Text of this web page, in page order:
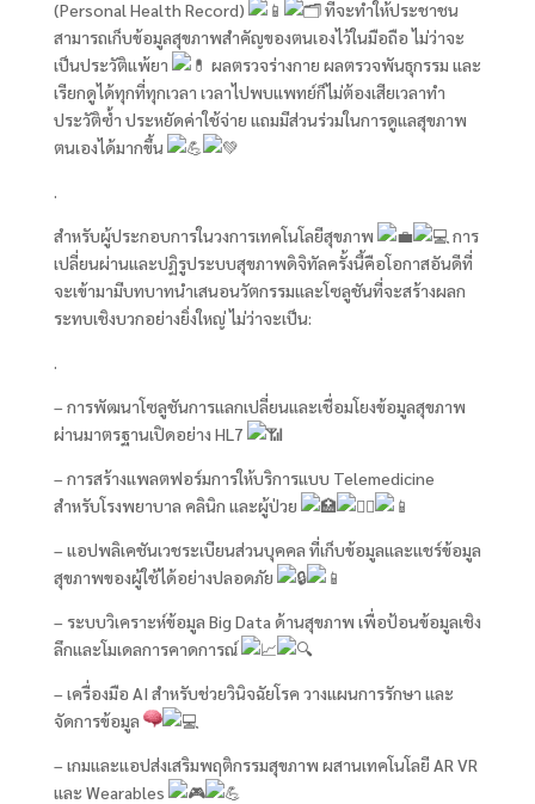
(Personal Health Record)
ที่จะทำให้ประชาชน
สามารถเก็บข้อมูลสุขภาพสำคัญของตนเองไว้ในมือถือ ไม่ว่าจะ
เป็นประวัติแพ้ยา
ผลตรวจร่างกาย ผลตรวจพันธุกรรม และ
เรียกดูได้ทุกที่ทุกเวลา เวลาไปพบแพทย์ก็ไม่ต้องเสียเวลาทำ
ประวัติซ้ำ ประหยัดค่าใช้จ่าย แถมมีส่วนร่วมในการดูแลสุขภาพ
ตนเองได้มากขึ้น
.
สำหรับผู้ประกอบการในวงการเทคโนโลยีสุขภาพ
การ
เปลี่ยนผ่านและปฏิรูประบบสุขภาพดิจิทัลครั้งนี้คือโอกาสอันดีที่
จะเข้ามามีบทบาทนำเสนอนวัตกรรมและโซลูชันที่จะสร้างผลก
ระทบเชิงบวกอย่างยิ่งใหญ่ ไม่ว่าจะเป็น:
.
– การพัฒนาโซลูชันการแลกเปลี่ยนและเชื่อมโยงข้อมูลสุขภาพ
ผ่านมาตรฐานเปิดอย่าง HL7
– การสร้างแพลตฟอร์มการให้บริการแบบ Telemedicine
สำหรับโรงพยาบาล คลินิก และผู้ป่วย
– แอปพลิเคชันเวชระเบียนส่วนบุคคล ที่เก็บข้อมูลและแชร์ข้อมูล
สุขภาพของผู้ใช้ได้อย่างปลอดภัย
– ระบบวิเคราะห์ข้อมูล Big Data ด้านสุขภาพ เพื่อป้อนข้อมูลเชิง
ลึกและโมเดลการคาดการณ์
– เครื่องมือ AI สำหรับช่วยวินิจฉัยโรค วางแผนการรักษา และ
จัดการข้อมูล
– เกมและแอปส่งเสริมพฤติกรรมสุขภาพ ผสานเทคโนโลยี AR VR
และ Wearables